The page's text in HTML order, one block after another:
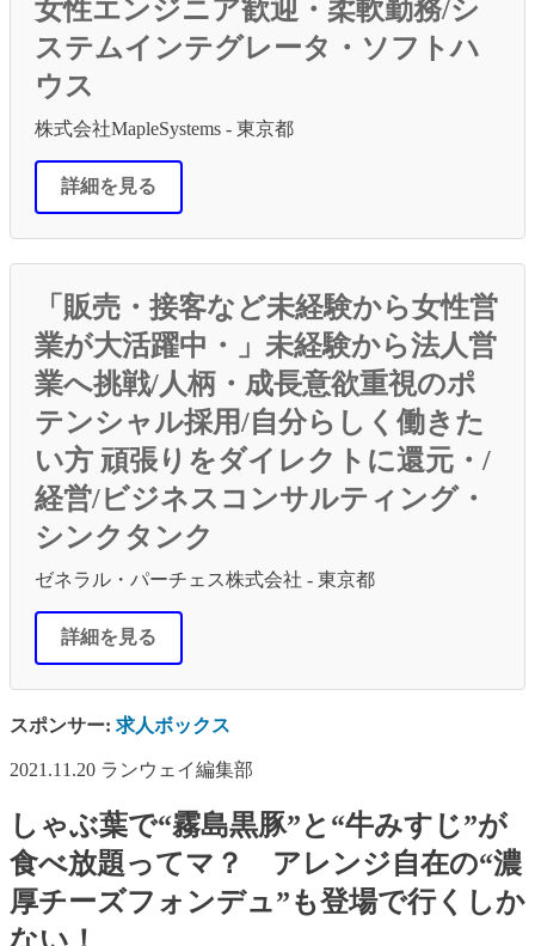
女性エンジニア歓迎・柔軟勤務/シ
ステムインテグレータ・ソフトハ
ウス
株式会社MapleSystems - 東京都
詳細を見る
「販売・接客など未経験から女性営
業が大活躍中・」未経験から法人営
業へ挑戦/人柄・成長意欲重視のポ
テンシャル採用/自分らしく働きた
い方 頑張りをダイレクトに還元・/
経営/ビジネスコンサルティング・
シンクタンク
ゼネラル・パーチェス株式会社 - 東京都
詳細を見る
スポンサー: 求人ボックス
2021.11.20 ランウェイ編集部
しゃぶ葉で“霧島黒豚”と“牛みすじ”が
食べ放題ってマ？ アレンジ自在の“濃
厚チーズフォンデュ”も登場で行くしか